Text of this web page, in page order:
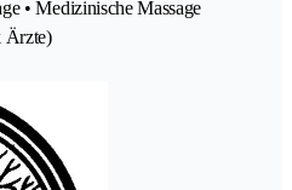
• Medizinische Massage
Ärzte)